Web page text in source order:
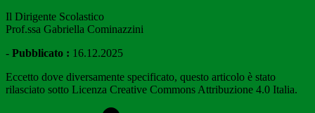
Il Dirigente Scolastico
Prof.ssa Gabriella Cominazzini
- Pubblicato : 16.12.2025
Eccetto dove diversamente specificato, questo articolo è stato
rilasciato sotto Licenza Creative Commons Attribuzione 4.0 Italia.